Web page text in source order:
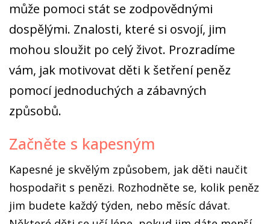
může pomoci stát se zodpovědnými
dospělými. Znalosti, které si osvojí, jim
mohou sloužit po celý život. Prozradíme
vám, jak motivovat děti k šetření peněz
pomocí jednoduchých a zábavných
způsobů.
Začněte s kapesným
Kapesné je skvělým způsobem, jak děti naučit
hospodařit s penězi. Rozhodněte se, kolik peněz
jim budete každý týden, nebo měsíc dávat.